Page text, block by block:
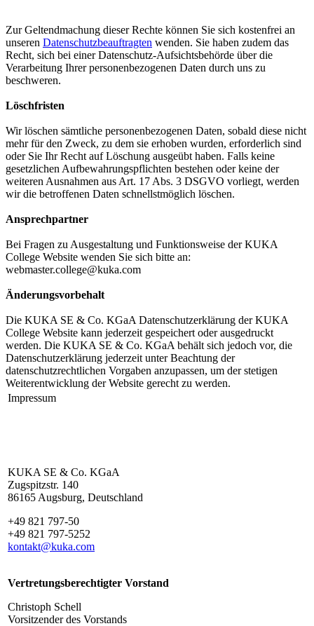
Zur Geltendmachung dieser Rechte können Sie sich kostenfrei an
unseren Datenschutzbeauftragten wenden. Sie haben zudem das
Recht, sich bei einer Datenschutz-Aufsichtsbehörde über die
Verarbeitung Ihrer personenbezogenen Daten durch uns zu
beschweren.
Löschfristen
Wir löschen sämtliche personenbezogenen Daten, sobald diese nicht
mehr für den Zweck, zu dem sie erhoben wurden, erforderlich sind
oder Sie Ihr Recht auf Löschung ausgeübt haben. Falls keine
gesetzlichen Aufbewahrungspflichten bestehen oder keine der
weiteren Ausnahmen aus Art. 17 Abs. 3 DSGVO vorliegt, werden
wir die betroffenen Daten schnellstmöglich löschen.
Ansprechpartner
Bei Fragen zu Ausgestaltung und Funktionsweise der KUKA
College Website wenden Sie sich bitte an:
webmaster.college@kuka.com
Änderungsvorbehalt
Die KUKA SE & Co. KGaA Datenschutzerklärung der KUKA
College Website kann jederzeit gespeichert oder ausgedruckt
werden. Die KUKA SE & Co. KGaA behält sich jedoch vor, die
Datenschutzerklärung jederzeit unter Beachtung der
datenschutzrechtlichen Vorgaben anzupassen, um der stetigen
Weiterentwicklung der Website gerecht zu werden.
Impressum
KUKA SE & Co. KGaA
Zugspitzstr. 140
86165 Augsburg, Deutschland
+49 821 797-50
+49 821 797-5252
kontakt@kuka.com
Vertretungsberechtigter Vorstand
Christoph Schell
Vorsitzender des Vorstands